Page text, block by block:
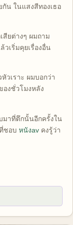
กัน ในแสงสีทองเธอ
สียต่างๆ ผมถาม
วเริ่มคุยเรื่องอื่น
วเราะ ผมบอกว่า
องชั่วโมงหลัง
มาที่ตึกนั้นอีกครั้งใน
ชอบ หนังav คงรู้ว่า